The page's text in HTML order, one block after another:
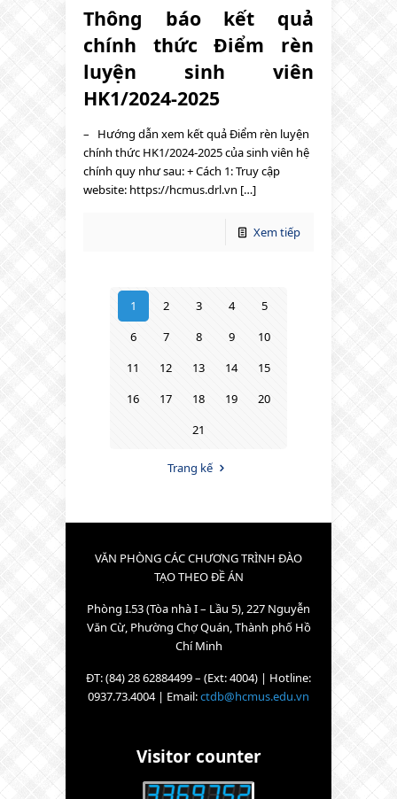
Thông báo kết quả
chính thức Điểm rèn
luyện sinh viên
HK1/2024-2025
– Hướng dẫn xem kết quả Điểm rèn luyện
chính thức HK1/2024-2025 của sinh viên hệ
chính quy như sau: + Cách 1: Truy cập
website: https://hcmus.drl.vn […]
Xem tiếp
1 2 3 4
5
6
7 8 9
10
11
12 13 14
15
16
17 18 19
20
21
Trang kế
VĂN PHÒNG CÁC CHƯƠNG TRÌNH ĐÀO
TẠO THEO ĐỀ ÁN
Phòng I.53 (Tòa nhà I – Lầu 5), 227 Nguyễn
Văn Cừ, Phường Chợ Quán, Thành phố Hồ
Chí Minh
ĐT: (84) 28 62884499 – (Ext: 4004) | Hotline:
0937.73.4004 | Email:ctdb@hcmus.edu.vn
Visitor counter